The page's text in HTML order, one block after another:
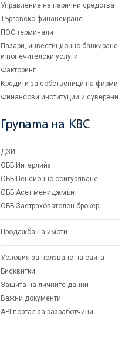
Управление на парични средства
Търговско финансиране
ПОС терминали
Пазари, инвестиционно банкиране
и попечителски услуги
Факторинг
Кредити за собственици на фирми
Финансови институции и суверени
Групата на KBC
ДЗИ
ОББ Интерлийз
ОББ Пенсионно осигуряване
ОББ Асет мениджмънт
ОББ Застрахователен брокер
Продажба на имоти
Условия за ползване на сайта
Бисквитки
Защита на личните данни
Важни документи
API портал за разработчици